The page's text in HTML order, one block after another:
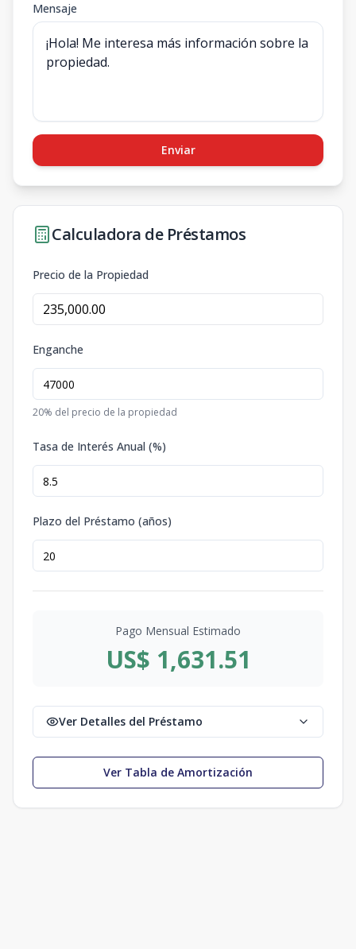
Mensaje
Enviar
Calculadora de Préstamos
Precio de la Propiedad
Enganche
20% del precio de la propiedad
Tasa de Interés Anual (%)
Plazo del Préstamo (años)
Pago Mensual Estimado
US$ 1,631.51
Ver Detalles del Préstamo
Ver Tabla de Amortización